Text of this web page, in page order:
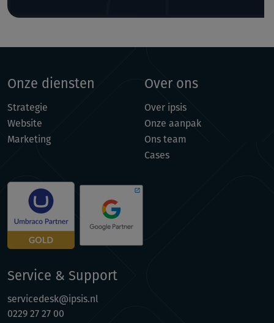
Onze diensten
Strategie
Website
Marketing
Over ons
Over ipsis
Onze aanpak
Ons team
Cases
Service & Support
servicedesk@ipsis.nl
0229 27 27 00